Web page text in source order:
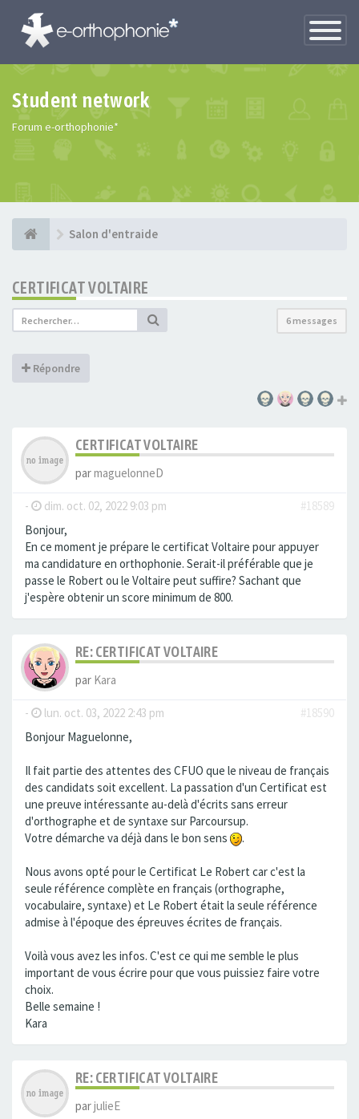
Toggle
Student network
Forum e-orthophonie*
Salon d'entraide
CERTIFICAT VOLTAIRE
6 messages
Répondre
CERTIFICAT VOLTAIRE
parmaguelonneD
- dim. oct. 02, 2022 9:03 pm
#18589
Bonjour,
En ce moment je prépare le certificat Voltaire pour appuyer
ma candidature en orthophonie. Serait-il préférable que je
passe le Robert ou le Voltaire peut suffire? Sachant que
j'espère obtenir un score minimum de 800.
RE: CERTIFICAT VOLTAIRE
par Kara
- lun. oct. 03, 2022 2:43 pm
#18590
Bonjour Maguelonne,
Il fait partie des attentes des CFUO que le niveau de français
des candidats soit excellent. La passation d'un Certificat est
une preuve intéressante au-delà d'écrits sans erreur
d'orthographe et de syntaxe sur Parcoursup.
Votre démarche va déjà dans le bon sens
.
Nous avons opté pour le Certificat Le Robert car c'est la
seule référence complète en français (orthographe,
vocabulaire, syntaxe) et Le Robert était la seule référence
admise à l'époque des épreuves écrites de français.
Voilà vous avez les infos. C'est ce qui me semble le plus
important de vous écrire pour que vous puissiez faire votre
choix.
Belle semaine !
Kara
RE: CERTIFICAT VOLTAIRE
parjulieE